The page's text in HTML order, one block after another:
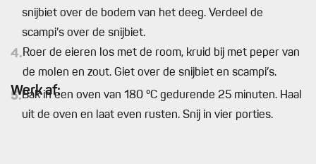
snijbiet over de bodem van het deeg. Verdeel de
scampi’s over de snijbiet.
4.Roer de eieren los met de room, kruid bij met peper van
de molen en zout. Giet over de snijbiet en scampi’s.
Werk af:
5.Bak in een oven van 180 °C gedurende 25 minuten. Haal
uit de oven en laat even rusten. Snij in vier porties.